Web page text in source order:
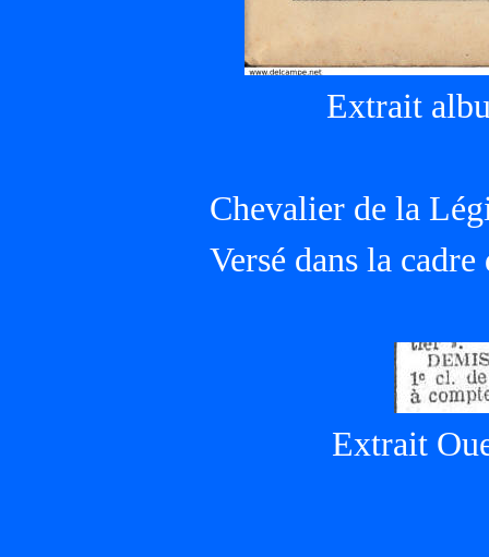
Extrait
Chevalier de la
Versé dans la
Extrait